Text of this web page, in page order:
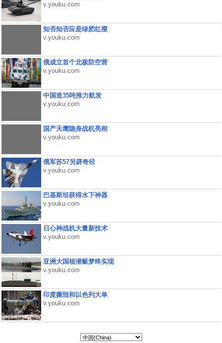
v.youku.com
知否知否应是绿肥红瘦
v.youku.com
俄成立首个北极防空营
v.youku.com
中国造35吨推力航发
v.youku.com
国产天鹰隐身战机亮相
v.youku.com
俄军苏57另辟奇径
v.youku.com
巴基斯坦获得水下神器
v.youku.com
日心神战机大量新技术
v.youku.com
亚洲大国核潜艇梦终实现
v.youku.com
印度撕毁和以色列大单
v.youku.com